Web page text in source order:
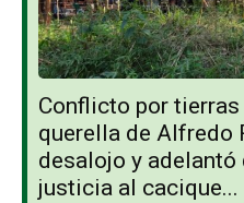
Conflicto por tierras
querella de Alfredo
desalojo y adelantó
justicia al cacique...